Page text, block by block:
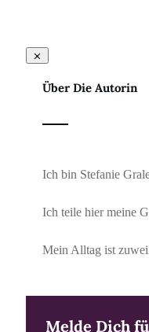
Über Die Autorin
Ich bin Stefanie
Ich teile hier meine
Mein Alltag ist
Melde Dich